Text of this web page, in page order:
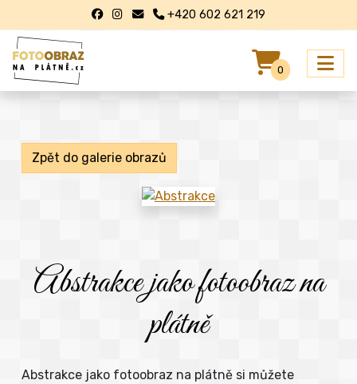
+420 602 621 219
0
Zpět do galerie obrazů
Abstrakce jako fotoobraz na
plátně
Abstrakce jako fotoobraz na plátně si můžete